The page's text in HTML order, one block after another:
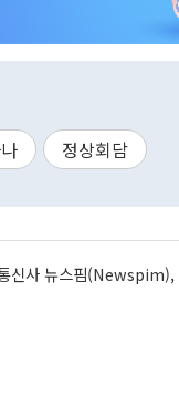
정상회담
신사 뉴스핌